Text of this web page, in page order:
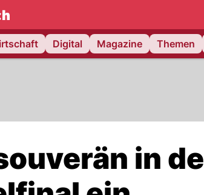
Digital Magazine Themen
in